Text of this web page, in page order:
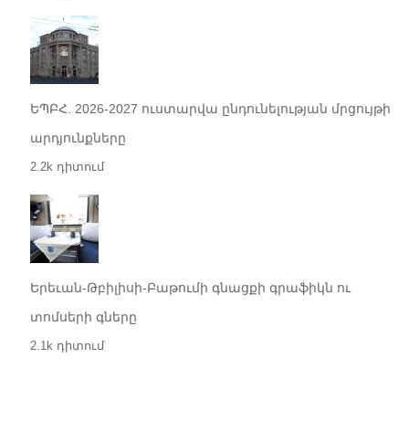
ԵՊԲՀ. 2026-2027 ուստարվա ընդունելության մրցույթի
արդյունքները
2.2k դիտում
Երեւան-Թբիլիսի-Բաթումի գնացքի գրաֆիկն ու
տոմսերի գները
2.1k դիտում